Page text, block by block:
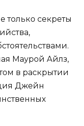
только секреты
Маурой Айлз,
в раскрытии
Джейн